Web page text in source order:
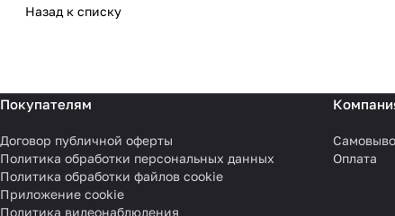
Назад к списку
Покупателям
Договор публичной оферты
Политика обработки персональных данных
Политика обработки файлов cookie
Приложение cookie
Политика видеонаблюдения
Оплата